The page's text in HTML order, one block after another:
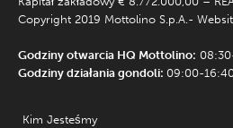
Copyright 2019 Mottolino S.p.A.-
Godziny otwarcia HQ Mottolino:
Godziny działania gondoli: 09:00-
Kim Jesteśmy